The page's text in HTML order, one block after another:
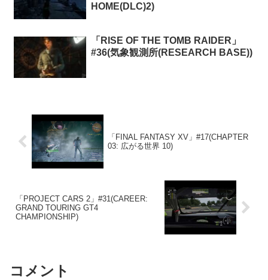
HOME(DLC)2)
「RISE OF THE TOMB RAIDER」
#36(気象観測所(RESEARCH BASE))
「FINAL FANTASY XV」#17(CHAPTER
03: 広がる世界 10)
「PROJECT CARS 2」#31(CAREER:
GRAND TOURING GT4
CHAMPIONSHIP)
コメント